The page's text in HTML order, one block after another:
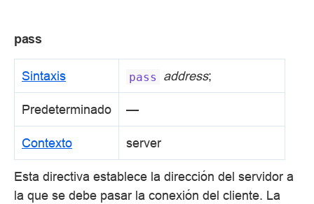
pass
Sintaxis pass address;
Predeterminado —
Contexto server
Esta directiva establece la dirección del servidor a
la que se debe pasar la conexión del cliente. La